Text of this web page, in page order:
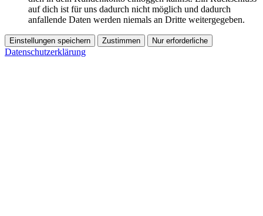
auf dich ist für uns dadurch nicht möglich und dadurch
anfallende Daten werden niemals an Dritte weitergegeben.
Einstellungen speichern Zustimmen Nur erforderliche
Datenschutzerklärung